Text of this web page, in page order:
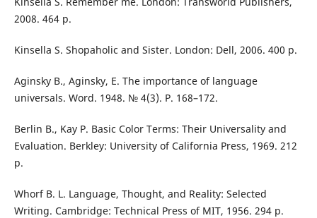
2008. 464 p.
Kinsella S. Shopaholic and Sister. London: Dell, 2006. 400 p.
Aginsky B., Aginsky, E. The importance of language
universals. Word. 1948. № 4(3). P. 168–172.
Berlin B., Kay P. Basic Color Terms: Their Universality and
Evaluation. Berkley: University of California Press, 1969. 212
p.
Whorf B. L. Language, Thought, and Reality: Selected
Writing. Cambridge: Technical Press of MIT, 1956. 294 p.